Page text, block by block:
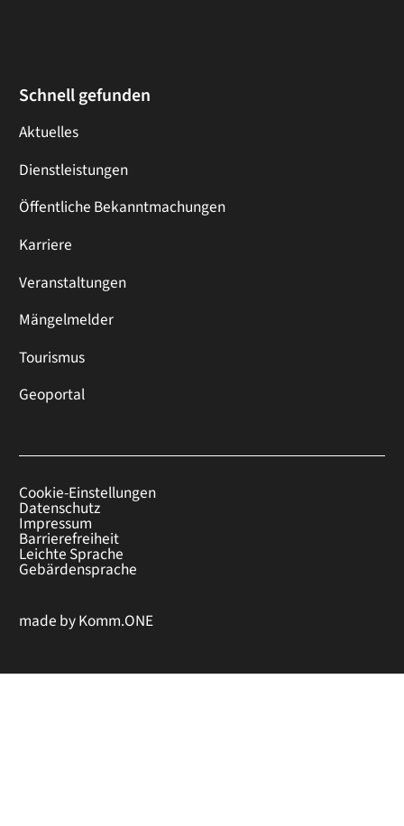
Schnell gefunden
Aktuelles
Dienstleistungen
Öffentliche Bekanntmachungen
Karriere
Veranstaltungen
Mängelmelder
Tourismus
Geoportal
Cookie-Einstellungen
Datenschutz
Impressum
Barrierefreiheit
Leichte Sprache
Gebärdensprache
made byKomm.ONE